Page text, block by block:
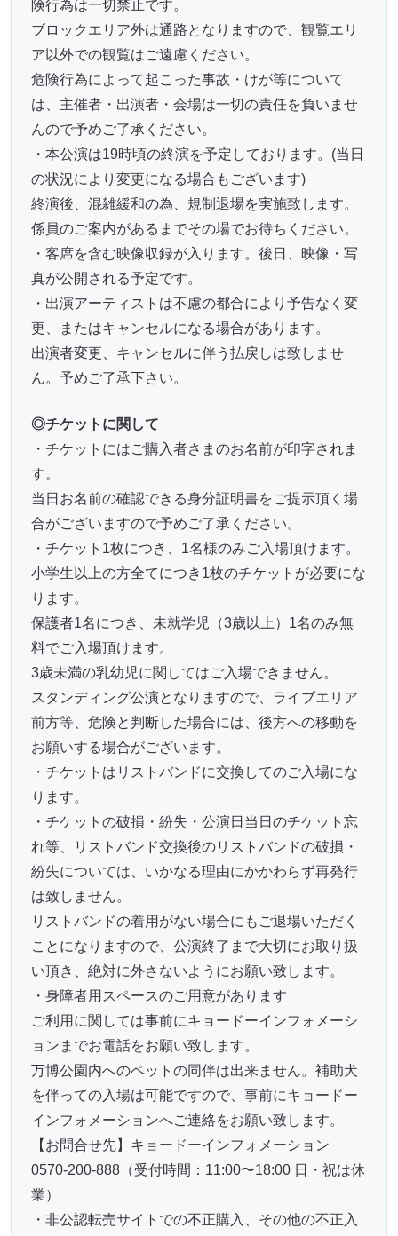
険行為は一切禁止です。
ブロックエリア外は通路となりますので、観覧エリ
ア以外での観覧はご遠慮ください。
危険行為によって起こった事故・けが等について
は、主催者・出演者・会場は一切の責任を負いませ
んので予めご了承ください。
・本公演は19時頃の終演を予定しております。(当日
の状況により変更になる場合もございます)
終演後、混雑緩和の為、規制退場を実施致します。
係員のご案内があるまでその場でお待ちください。
・客席を含む映像収録が入ります。後日、映像・写
真が公開される予定です。
・出演アーティストは不慮の都合により予告なく変
更、またはキャンセルになる場合があります。
出演者変更、キャンセルに伴う払戻しは致しませ
ん。予めご了承下さい。
◎チケットに関して
・チケットにはご購入者さまのお名前が印字されま
す。
当日お名前の確認できる身分証明書をご提示頂く場
合がございますので予めご了承ください。
・チケット1枚につき、1名様のみご入場頂けます。
小学生以上の方全てにつき1枚のチケットが必要にな
ります。
保護者1名につき、未就学児（3歳以上）1名のみ無
料でご入場頂けます。
3歳未満の乳幼児に関してはご入場できません。
スタンディング公演となりますので、ライブエリア
前方等、危険と判断した場合には、後方への移動を
お願いする場合がございます。
・チケットはリストバンドに交換してのご入場にな
ります。
・チケットの破損・紛失・公演日当日のチケット忘
れ等、リストバンド交換後のリストバンドの破損・
紛失については、いかなる理由にかかわらず再発行
は致しません。
リストバンドの着用がない場合にもご退場いただく
ことになりますので、公演終了まで大切にお取り扱
い頂き、絶対に外さないようにお願い致します。
・身障者用スペースのご用意があります
ご利用に関しては事前にキョードーインフォメーシ
ョンまでお電話をお願い致します。
万博公園内へのペットの同伴は出来ません。補助犬
を伴っての入場は可能ですので、事前にキョードー
インフォメーションへご連絡をお願い致します。
【お問合せ先】キョードーインフォメーション
0570-200-888（受付時間：11:00〜18:00 日・祝は休
業）
・非公認転売サイトでの不正購入、その他の不正入